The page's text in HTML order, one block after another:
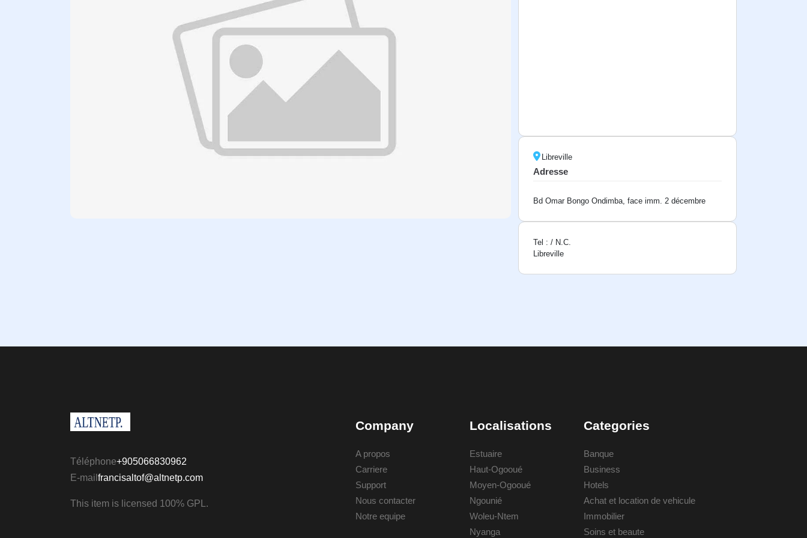
Libreville
Adresse
Bd Omar Bongo Ondimba, face imm. 2 décembre
Tel : / N.C.
Libreville
Téléphone+905066830962
E-mail francisaltof@altnetp.com
This item is licensed 100% GPL.
Company
A propos
Carriere
Support
Nous contacter
Notre equipe
Localisations
Estuaire
Haut-Ogooué
Moyen-Ogooué
Ngounié
Woleu-Ntem
Nyanga
Categories
Banque
Business
Hotels
Achat et location de vehicule
Immobilier
Soins et beaute